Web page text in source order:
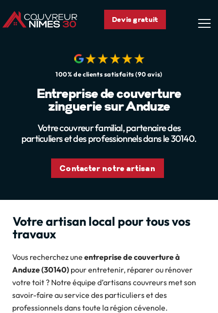
Devis gratuit
100% de clients satisfaits (90 avis)
Entreprise de couverture
zinguerie sur Anduze
Votre couvreur familial, partenaire des
particuliers et des professionnels dans le 30140.
Contacter notre artisan
Votre artisan local pour tous vos
travaux
Vous recherchez une entreprise de couverture à
Anduze (30140) pour entretenir, réparer ou rénover
votre toit ? Notre équipe d’artisans couvreurs met son
savoir-faire au service des particuliers et des
professionnels dans toute la région cévenole.